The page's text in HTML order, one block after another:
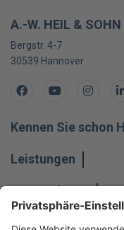
A.-W. HEIL &
Bergstr. 4-7
30539 Hannover
FacebookYoutube
Kennen Sie schon
Leistungen
Unternehmen